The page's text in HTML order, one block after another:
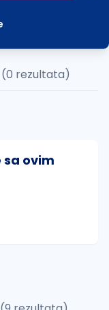
(0 rezultata)
ovim